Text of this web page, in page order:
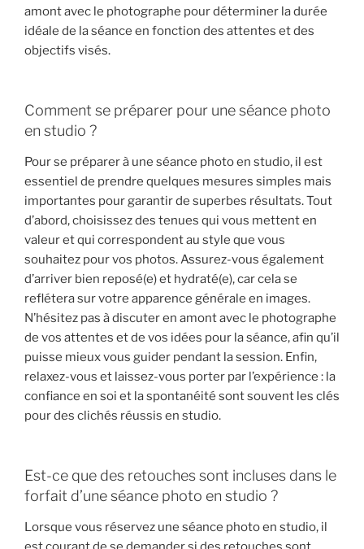
amont avec le photographe pour déterminer la durée
idéale de la séance en fonction des attentes et des
objectifs visés.
Comment se préparer pour une séance photo
en studio ?
Pour se préparer à une séance photo en studio, il est
essentiel de prendre quelques mesures simples mais
importantes pour garantir de superbes résultats. Tout
d’abord, choisissez des tenues qui vous mettent en
valeur et qui correspondent au style que vous
souhaitez pour vos photos. Assurez-vous également
d’arriver bien reposé(e) et hydraté(e), car cela se
reflétera sur votre apparence générale en images.
N’hésitez pas à discuter en amont avec le photographe
de vos attentes et de vos idées pour la séance, afin qu’il
puisse mieux vous guider pendant la session. Enfin,
relaxez-vous et laissez-vous porter par l’expérience : la
confiance en soi et la spontanéité sont souvent les clés
pour des clichés réussis en studio.
Est-ce que des retouches sont incluses dans le
forfait d’une séance photo en studio ?
Lorsque vous réservez une séance photo en studio, il